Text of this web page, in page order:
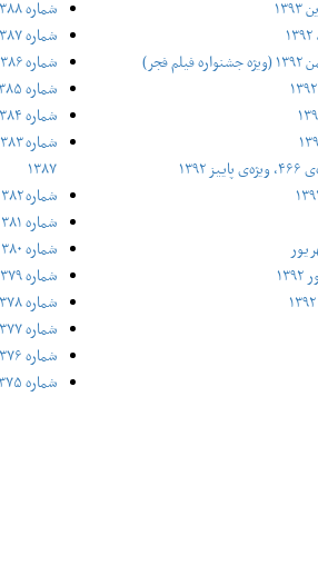
شماره ۳۸۸ - دی ۱۳۸۷
شماره ۳۸۷ - آذر ۱۳۸۷
شماره ۳۸۶ - ویژه پاییز - ۱۸ آبان ۱۳۸۷
شماره ۳۸۵ - آبان ۱۳۸۷
شماره ۳۸۴ - مهر ۱۳۸۷
۱۳۸۷
شماره ۳۸۲ - شهریور ۱۳۸۷
شماره ۳۸۱ - مرداد ۱۳۸۷
شماره ۳۸۰ - تیر ۱۳۸۷
شماره ۳۷۹ - خرداد ۱۳۸۷
شماره ۳۷۸ - ویژه بهار - نیمه‌ اردیبهشت ۱۳۸۷
شماره ۳۷۷ - اردیبهشت ۱۳۸۷
شماره ۳۷۶ - فروردین - ویژه‌ی نوروز ۱۳۸۷
شماره ۳۷۵ - اسفند ۱۳۸۶